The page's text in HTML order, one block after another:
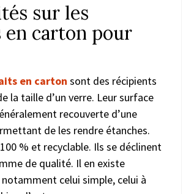
sur les
en carton pour
en carton sont des récipients
la taille d’un verre. Leur surface
recouverte d’une
de les rendre étanches.
% et recyclable. Ils se déclinent
de qualité. Il en existe
celui simple, celui à